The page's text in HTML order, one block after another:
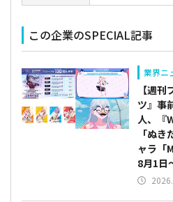
この企業のSPECIAL記事
業界ニ
【週
ツ』事
人、『
「ぬ
ャラ「
8月1日